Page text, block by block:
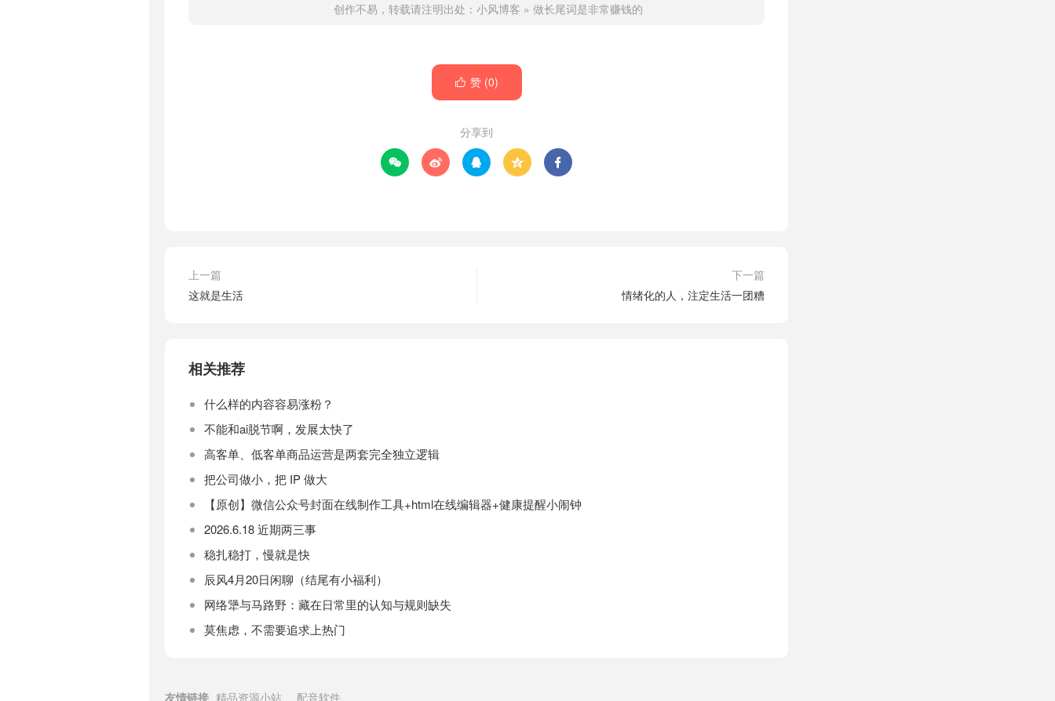
创作不易，转载请注明出处： 小风博客 » 做长尾词是非常赚钱的
 赞 (0)
分享到
    
上一篇
这就是生活
下一篇
情绪化的人，注定生活一团糟
相关推荐
什么样的内容容易涨粉？
不能和ai脱节啊，发展太快了
高客单、低客单商品运营是两套完全独立逻辑
把公司做小，把 IP 做大
【原创】微信公众号封面在线制作工具+html在线编辑器+健康提醒小闹钟
2026.6.18 近期两三事
稳扎稳打，慢就是快
辰风4月20日闲聊（结尾有小福利）
网络犟与马路野：藏在日常里的认知与规则缺失
莫焦虑，不需要追求上热门
友情链接 精品资源小站 配音软件